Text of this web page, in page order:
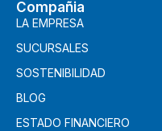
Compañia
LA EMPRESA
SUCURSALES
SOSTENIBILIDAD
BLOG
ESTADO FINANCIERO